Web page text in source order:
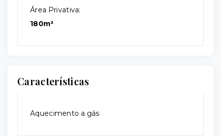
Área Privativa:
180m²
Características
Aquecimento a gás